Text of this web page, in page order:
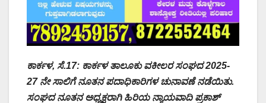
ಕಾರ್ಕಳ, ಸೆ.17: ಕಾರ್ಕಳ ತಾಲೂಕು ವಕೀಲರ ಸಂಘದ 2025-
27 ನೇ ಸಾಲಿಗೆ ನೂತನ ಪದಾಧಿಕಾರಿಗಳ ಚುನಾವಣೆ ನಡೆಯಿತು.
ಸಂಘದ ನೂತನ ಅಧ್ಯಕ್ಷರಾಗಿ ಹಿರಿಯ ನ್ಯಾಯವಾದಿ ಪ್ರಕಾಶ್